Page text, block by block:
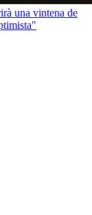
una vintena de